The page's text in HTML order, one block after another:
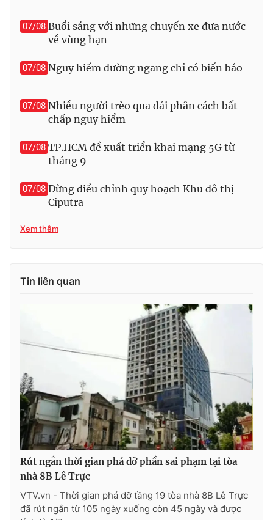
Video Shorts video
VTV Money VTV Thể thao
VTV Sức khoẻ Bất động sản
Thị trường 24h
VTV4
Cơ quan chủ quản: Đài Truyền hình Việt Nam
Cơ quan báo chí:Thời báo VTV
Giấy phép hoạt động báo in và báo điện tử số 483/GP-BTTTT
cấp ngày 29/12/2023
Tổng Biên tập:Vũ Thanh Thủy
Phó Tổng Biên tập:Nguyễn Thị Mỹ Hạnh, Phạm Quốc Thắng,
Nguyễn Trọng Ninh
Tổng đài VTV:024.38 355 931 - 024.38 355 932
07/08 Buổi sáng với những chuyến xe đưa nước
về vùng hạn
07/08 Nguy hiểm đường ngang chỉ có biển báo
07/08 Nhiều người trèo qua dải phân cách bất
chấp nguy hiểm
07/08 TP.HCM đề xuất triển khai mạng 5G từ
tháng 9
07/08 Dừng điều chỉnh quy hoạch Khu đô thị
Ciputra
Xem thêm
Tin liên quan
Rút ngắn thời gian phá dỡ phần sai phạm tại tòa
nhà 8B Lê Trực
VTV.vn - Thời gian phá dỡ tầng 19 tòa nhà 8B Lê Trực
đã rút ngắn từ 105 ngày xuống còn 45 ngày và được